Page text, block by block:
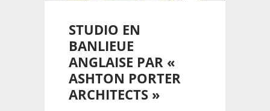
STUDIO EN
BANLIEUE
ANGLAISE PAR «
ASHTON PORTER
ARCHITECTS »